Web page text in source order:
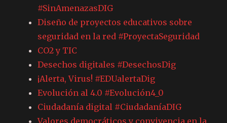
#SinAmenazasDIG
Diseño de proyectos educativos sobre
seguridad en la red #ProyectaSeguridad
CO2 y TIC
Desechos digitales #DesechosDig
¡Alerta, Virus! #EDUalertaDig
Evolución al 4.0 #Evolución4_0
Ciudadanía digital #CiudadaníaDIG